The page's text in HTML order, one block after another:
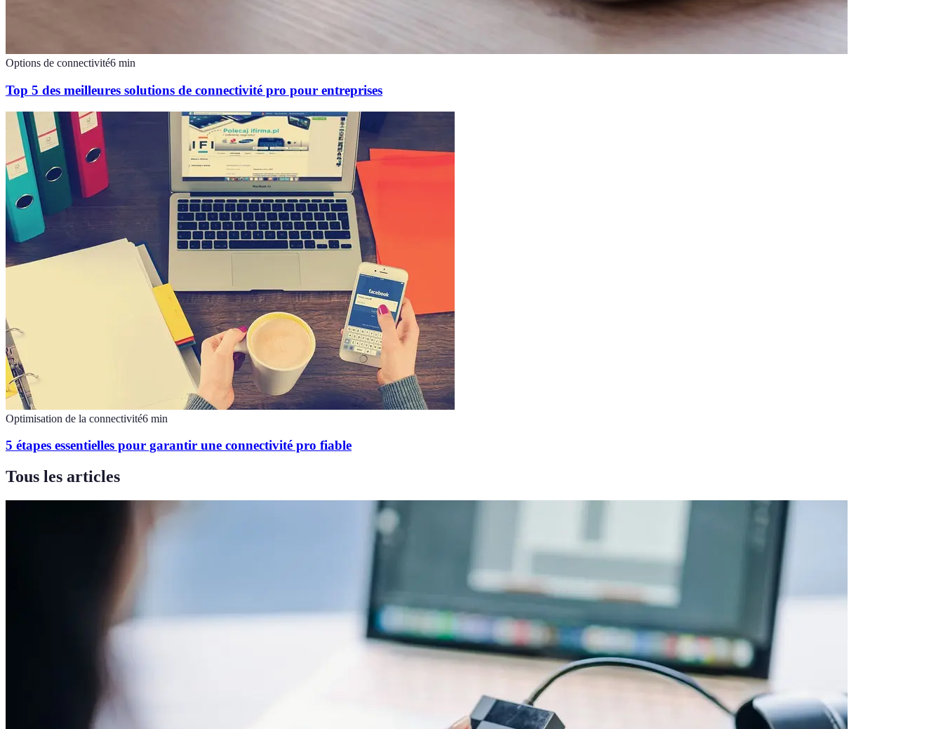
Options de connectivité6 min
Top 5 des meilleures solutions de connectivité pro pour entreprises
Optimisation de la connectivité6 min
5 étapes essentielles pour garantir une connectivité pro fiable
Tous les articles